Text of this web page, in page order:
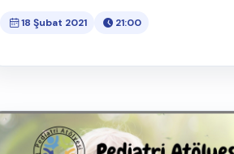
18 Şubat 2021 21:00